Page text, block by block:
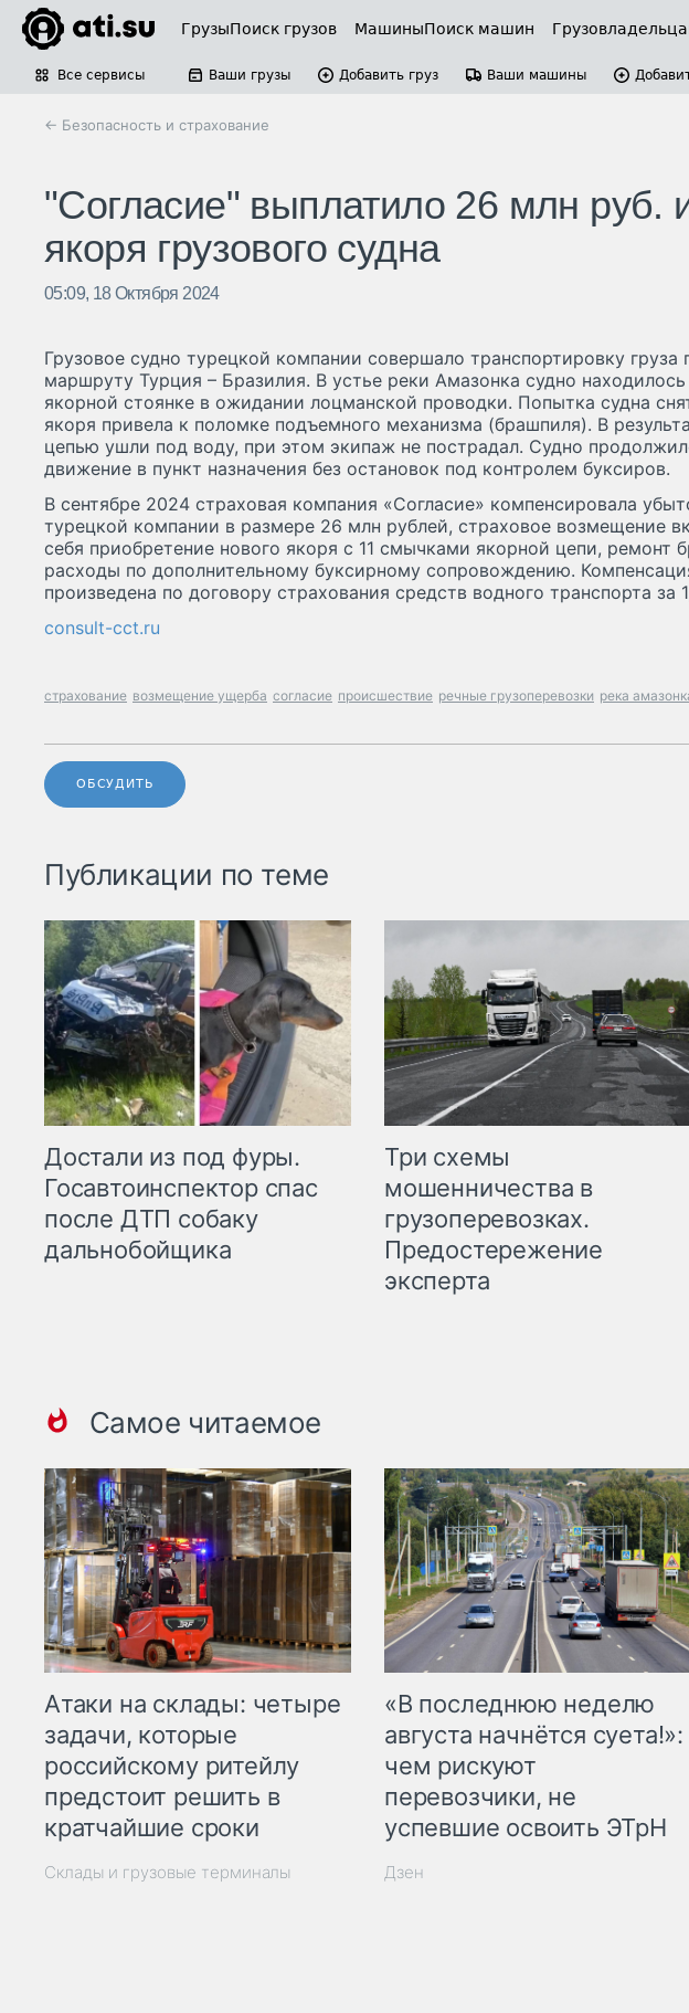
ГрузыПоиск грузов МашиныПоиск машин
Все сервисы Ваши грузы Добавить груз Ваши машины
← Безопасность и страхование
"Согласие" выплатило 26 млн руб.
якоря грузового судна
05:09, 18 Октября 2024
Грузовое судно турецкой компании совершало транспортировку груза
маршруту Турция – Бразилия. В устье реки Амазонка судно находилось
якорной стоянке в ожидании лоцманской проводки. Попытка судна
якоря привела к поломке подъемного механизма (брашпиля). В
цепью ушли под воду, при этом экипаж не пострадал. Судно
движение в пункт назначения без остановок под контролем буксиров.
В сентябре 2024 страховая компания «Согласие» компенсировала
турецкой компании в размере 26 млн рублей, страховое возмещение
себя приобретение нового якоря с 11 смычками якорной цепи, ремонт
расходы по дополнительному буксирному сопровождению.
произведена по договору страхования средств водного транспорта за
consult-cct.ru
страхование возмещение ущерба согласие происшествие речные грузоперевозки река
ОБСУДИТЬ
Публикации по теме
Достали из под фуры.
Госавтоинспектор спас
после ДТП собаку
дальнобойщика
Три схемы
мошенничества в
грузоперевозках.
Предостережение
эксперта
Самое читаемое
Атаки на склады: четыре
задачи, которые
российскому ритейлу
предстоит решить в
кратчайшие сроки
Склады и грузовые терминалы
«В последнюю неделю
августа начнётся суета!»:
чем рискуют
перевозчики, не
успевшие освоить ЭТрН
Дзен